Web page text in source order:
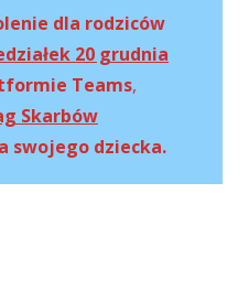
dla rodziców
20 grudnia
Teams,
Skarbów
swojego dziecka.